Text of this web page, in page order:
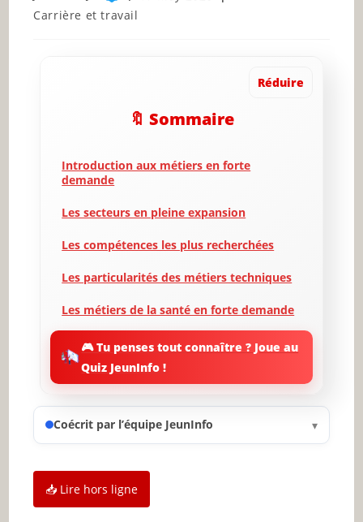
author:
Post
Carrière et travail
Réduire
🔖 Sommaire
Introduction aux métiers en forte
demande
Les secteurs en pleine expansion
Les compétences les plus recherchées
Les particularités des métiers techniques
Les métiers de la santé en forte demande
Le rôle des nouvelles technologies dans le
recrutement
Les opportunités d’emploi à distance
Préparation pour les métiers d’avenir
✨ Nouveau sur JeunInfo ?
🎮 Tu penses tout connaître ? Joue au
Quiz JeunInfo !
Coécrit par l’équipe JeunInfo ▾
📥 Lire hors ligne